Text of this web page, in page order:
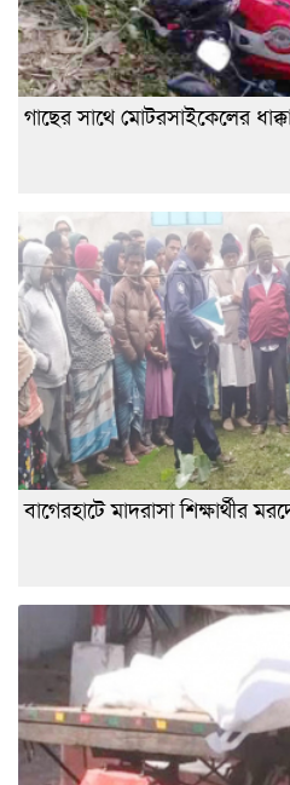
গাছের সাথে মোটরসাইকেলের
বাগেরহাটে মাদরাসা শিক্ষার্থীর